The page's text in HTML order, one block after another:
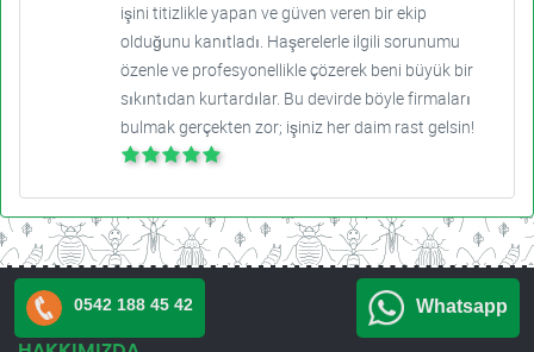
işini titizlikle yapan ve güven veren bir ekip
olduğunu kanıtladı. Haşerelerle ilgili sorunumu
özenle ve profesyonellikle çözerek beni büyük bir
sıkıntıdan kurtardılar. Bu devirde böyle firmaları
bulmak gerçekten zor; işiniz her daim rast gelsin!
0542 188 45 42 Whatsapp